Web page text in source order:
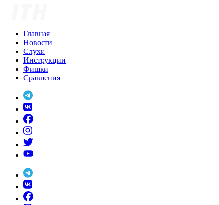
Главная
Новости
Слухи
Инструкции
Фишки
Сравнения